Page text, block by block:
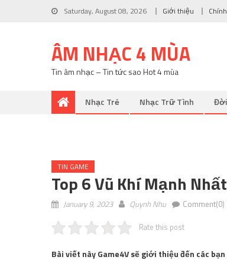
Saturday, August 08, 2026 Giới thiệu
ÂM NHẠC 4 MÙA
Tin âm nhạc – Tin tức sao Hot 4 mùa
Nhạc Trẻ Nhạc Trữ Tình
TIN GAME
Top 6 Vũ Khí Mạnh
January 9, 2023 Quynh Nhu Comment(0)
Rate this post
Bài viết này Game4V sẽ giới thiệu đến các